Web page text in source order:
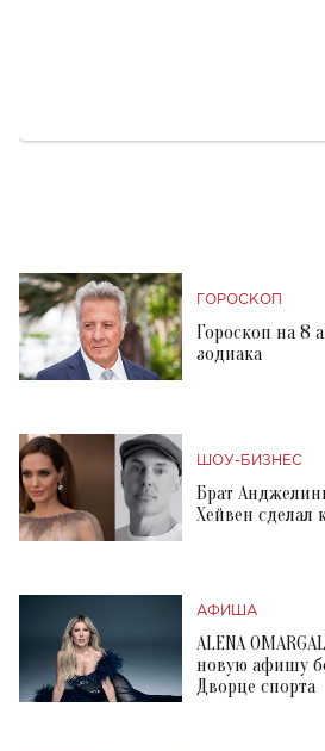
ГОРОСКОП
Гороскоп на 8
зодиака
ШОУ-БИЗНЕС
Брат
Хейвен сделал
АФИША
ALENA
новую афишу
Дворце спорта